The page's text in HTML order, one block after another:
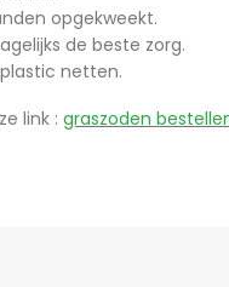
opgekweekt.
de beste zorg.
netten.
link : graszoden